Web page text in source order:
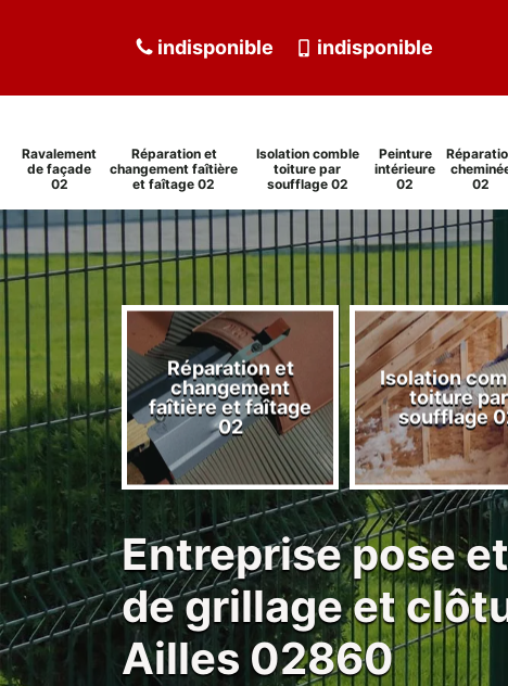
indisponible indisponible
Ravalement
de façade
02
Réparation et
changement faîtière
et faîtage 02
Isolation comble
toiture par
soufflage 02
Peinture
intérieure
02
02
de
02
Réparation et
changement
faîtière et faîtage
02
Isolation
toiture par
soufflage
Entreprise pose
de grillage et
Ailles 02860